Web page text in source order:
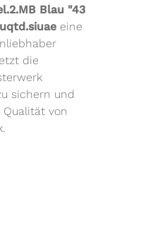
Blau "43
eine
die
sichern und
von